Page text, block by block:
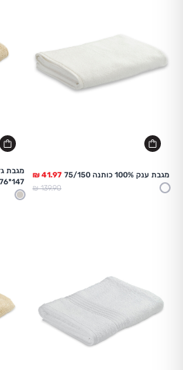
מגבת ענק 100% כותנה 75/150
לבן
מחיר מלא
139.90 ₪
147*76
בז